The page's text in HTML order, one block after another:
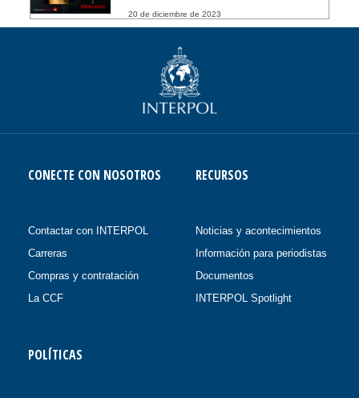
20 de diciembre de 2023
CONECTE CON NOSOTROS
Contactar con INTERPOL
Carreras
Compras y contratación
La CCF
RECURSOS
Noticias y acontecimientos
Información para periodistas
Documentos
INTERPOL Spotlight
POLÍTICAS